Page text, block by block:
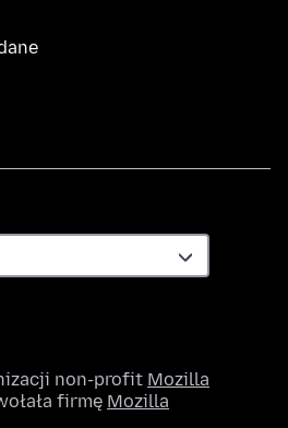
non-profit Mozilla
firmę Mozilla